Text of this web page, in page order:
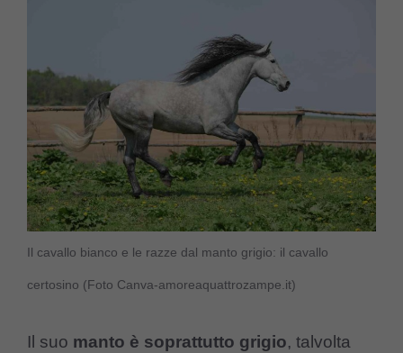
Il cavallo bianco e le razze dal manto grigio: il cavallo
certosino (Foto Canva-amoreaquattrozampe.it)
Il suo manto è soprattutto grigio, talvolta